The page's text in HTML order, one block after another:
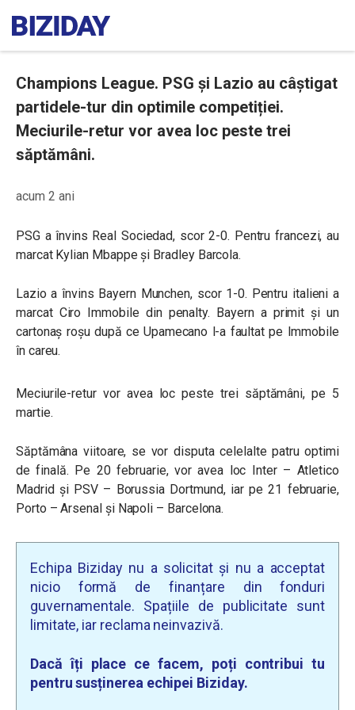
Champions League. PSG și Lazio au câștigat
partidele-tur din optimile competiției.
Meciurile-retur vor avea loc peste trei
săptămâni.
acum 2 ani
PSG a învins Real Sociedad, scor 2-0. Pentru francezi, au
marcat Kylian Mbappe și Bradley Barcola.
Lazio a învins Bayern Munchen, scor 1-0. Pentru italieni a
marcat Ciro Immobile din penalty. Bayern a primit și un
cartonaș roșu după ce Upamecano l-a faultat pe Immobile
în careu.
Meciurile-retur vor avea loc peste trei săptămâni, pe 5
martie.
Săptămâna viitoare, se vor disputa celelalte patru optimi
de finală. Pe 20 februarie, vor avea loc Inter – Atletico
Madrid și PSV – Borussia Dortmund, iar pe 21 februarie,
Porto – Arsenal și Napoli – Barcelona.
Echipa Biziday nu a solicitat și nu a acceptat
nicio formă de finanțare din fonduri
guvernamentale. Spațiile de publicitate sunt
limitate, iar reclama neinvazivă.
Dacă îți place ce facem, poți contribui tu
pentru susținerea echipei Biziday.